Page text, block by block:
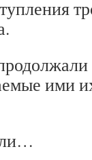
ими